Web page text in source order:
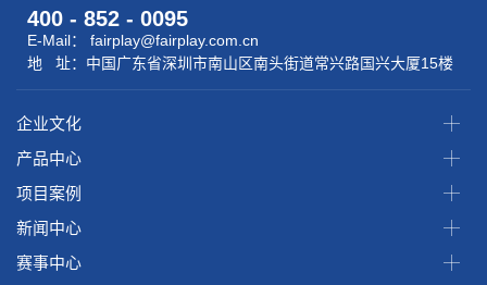
400 - 852 - 0095
E-Mail： fairplay@fairplay.com.cn
地 址：中国广东省深圳市南山区南头街道常兴路国兴大厦15楼
企业文化
产品中心
项目案例
新闻中心
赛事中心